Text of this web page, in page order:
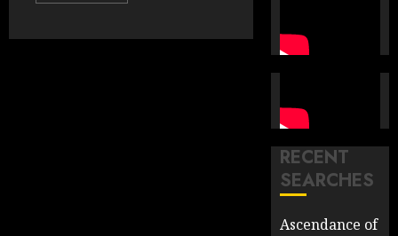
RECENT
SEARCHES
Ascendance of